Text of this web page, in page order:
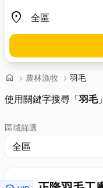
place
地區
home 首頁
chevron_right 農林漁牧 chevron_right 羽毛
使用關鍵字搜尋「羽毛
區域篩選